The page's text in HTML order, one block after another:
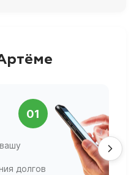
01
долгов